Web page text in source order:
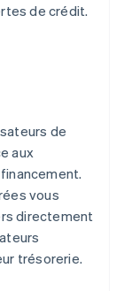
de crédit.
de
aux
vous
directement
trésorerie.